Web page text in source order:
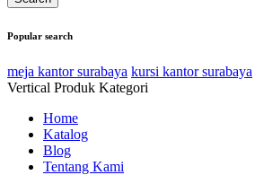
Popular search
meja kantor surabaya kursi kantor surabaya
Vertical Produk Kategori
Home
Katalog
Blog
Tentang Kami